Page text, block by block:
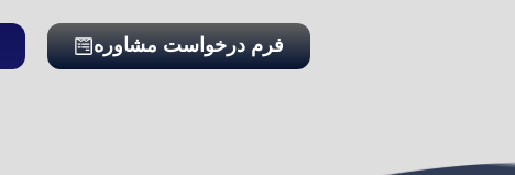
فرم درخواست مشاوره